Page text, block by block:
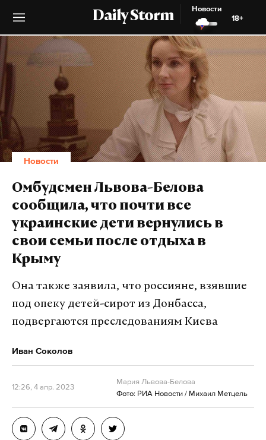
Daily Storm
Новости
18+
Новости
Омбудсмен Львова-Белова
сообщила, что почти все
украинские дети вернулись в
свои семьи после отдыха в
Крыму
Она также заявила, что россияне, взявшие
под опеку детей-сирот из Донбасса,
подвергаются преследованиям Киева
Иван Соколов
12:26, 4 апр. 2023
Мария Львова-Белова
Фото: РИА Новости / Михаил Метцель